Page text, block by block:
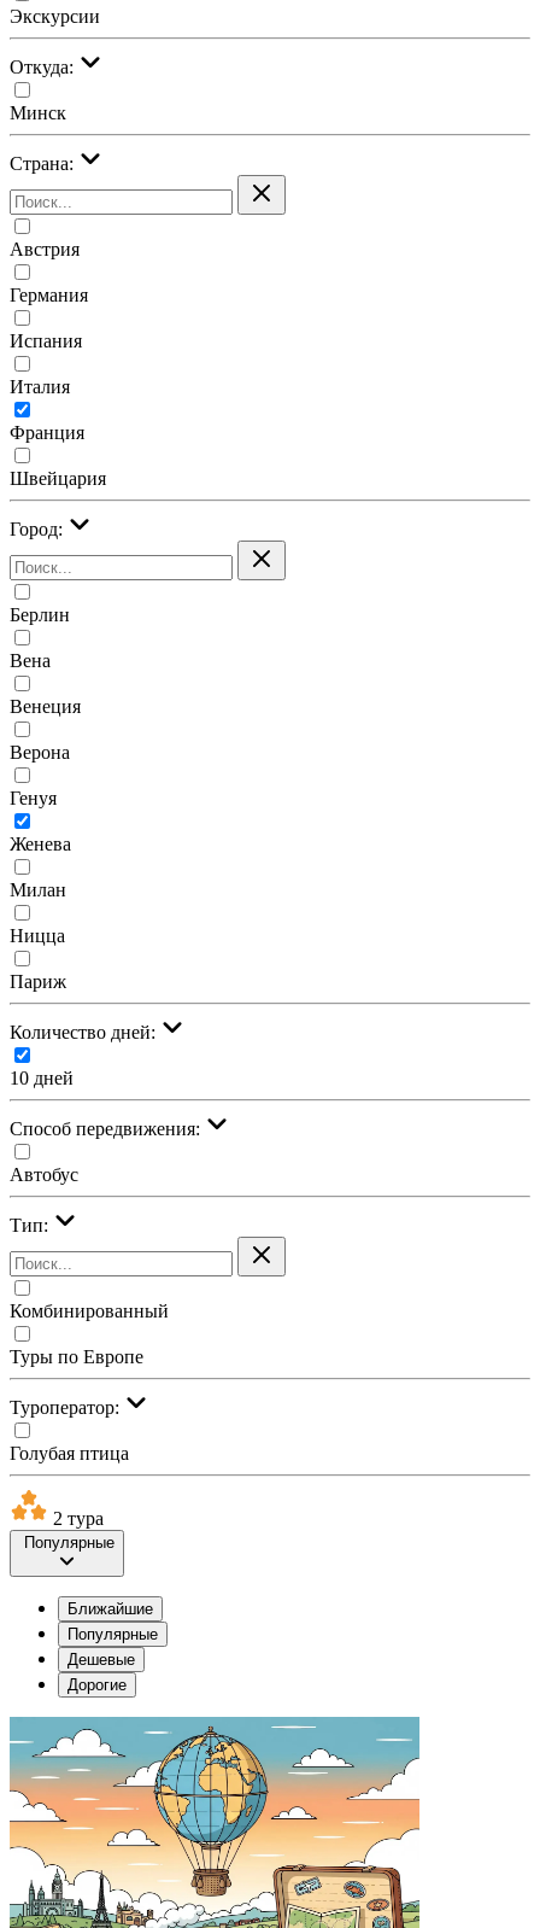
Экскурсии
Откуда:
Минск
Страна:
Австрия
Германия
Испания
Италия
Франция
Швейцария
Город:
Берлин
Вена
Венеция
Верона
Генуя
Женева
Милан
Ницца
Париж
Количество дней:
10 дней
Cпособ передвижения:
Автобус
Тип:
Комбинированный
Туры по Европе
Туроператор:
Голубая птица
2 тура
Популярные
Ближайшие
Популярные
Дешевые
Дорогие